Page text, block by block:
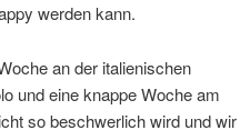
werden kann.
an der italienischen
und eine knappe Woche am
so beschwerlich wird und wir